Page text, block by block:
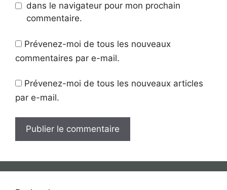
dans le navigateur pour mon prochain
commentaire.
Prévenez-moi de tous les nouveaux
commentaires par e-mail.
Prévenez-moi de tous les nouveaux articles
par e-mail.